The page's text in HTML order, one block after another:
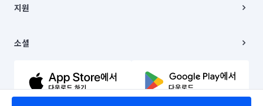
상품, 상품정보, 거래에 관한 의무와 책임은 거래당사자에게 있습니다.
언론 보도 관련 문의:
© 유한회사 미소. Miso, Inc. All Rights Reserved.
이사
지원
이용약관
문의하기
소셜
유튜브